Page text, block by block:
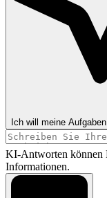
Ich will meine
KI-Antworten können
Informationen.